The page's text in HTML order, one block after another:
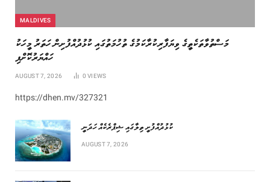
MALDIVES
މަސްތުވާތަކެތީގެ ވިޔަފާރިކުރާކަމުގެ ތުހުމަތުގައި ކުޅުދުއްފުށިން ހަތަރު މީހަކު
ހައްޔަރުކޮށްފި
AUGUST 7, 2026 0VIEWS
https://dhen.mv/327321
ކުޅުދުއްފުށީ ތިލާގައި ޝިޕްރެކެއް ހަދަނީ
AUGUST 7, 2026